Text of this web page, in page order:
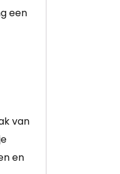
een
van
en